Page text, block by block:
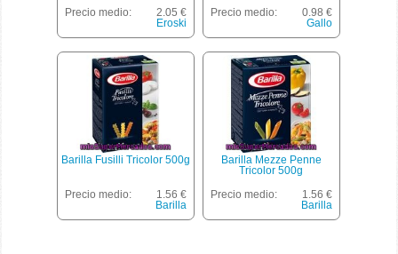
Precio medio:
2.05 €
Eroski
Precio medio:
0.98 €
Gallo
Barilla Fusilli Tricolor 500g
Precio medio:
1.56 €
Barilla
Barilla Mezze Penne
Tricolor 500g
Precio medio:
1.56 €
Barilla